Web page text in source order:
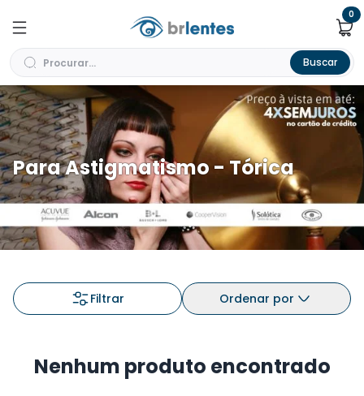
Buscar
0
Para Astigmatismo - Tórica
Filtrar Ordenar por
Nenhum produto encontrado